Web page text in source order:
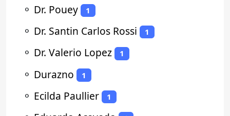
⚬ Dr. Pouey 1
⚬ Dr. Santin Carlos Rossi 1
⚬ Dr. Valerio Lopez 1
⚬ Durazno 1
⚬ Ecilda Paullier 1